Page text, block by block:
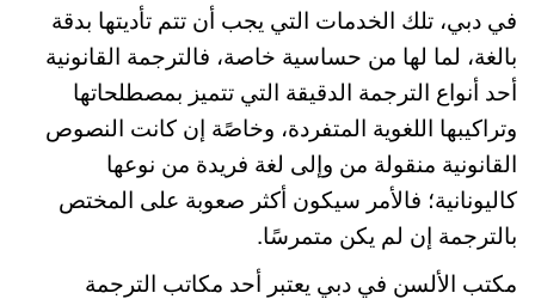
في دبي، تلك الخدمات التي يجب أن تتم تأديتها بدقة
بالغة، لما لها من حساسية خاصة، فالترجمة القانونية
أحد أنواع الترجمة الدقيقة التي تتميز بمصطلحاتها
وتراكيبها اللغوية المتفردة، وخاصًة إن كانت النصوص
القانونية منقولة من وإلى لغة فريدة من نوعها
كاليونانية؛ فالأمر سيكون أكثر صعوبة على المختص
بالترجمة إن لم يكن متمرسًا.
مكتب الألسن في دبي يعتبر أحد مكاتب الترجمة